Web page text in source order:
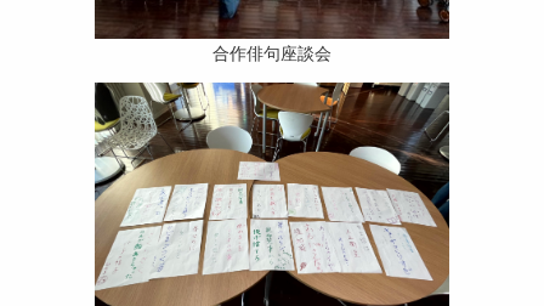
合作俳句座談会